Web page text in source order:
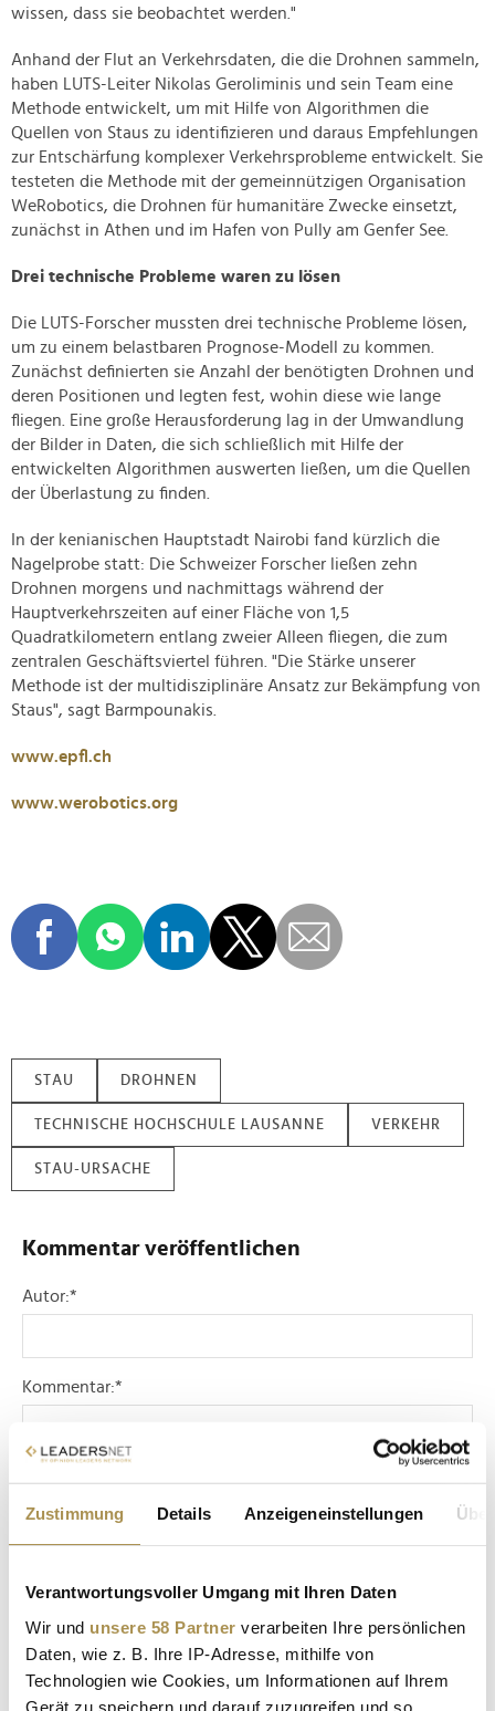
Zustimmung Details Anzeigeneinstellungen
Verantwortungsvoller Umgang mit Ihren Daten
Wir und unsere 58 Partner verarbeiten Ihre persönlichen
Daten, wie z. B. Ihre IP-Adresse, mithilfe von
Technologien wie Cookies, um Informationen auf Ihrem
Gerät zu speichern und darauf zuzugreifen und so
wissen, dass sie beobachtet werden."
Anhand der Flut an Verkehrsdaten, die die Drohnen sammeln,
haben LUTS-Leiter Nikolas Geroliminis und sein Team eine
Methode entwickelt, um mit Hilfe von Algorithmen die
Quellen von Staus zu identifizieren und daraus Empfehlungen
zur Entschärfung komplexer Verkehrsprobleme entwickelt. Sie
testeten die Methode mit der gemeinnützigen Organisation
WeRobotics, die Drohnen für humanitäre Zwecke einsetzt,
zunächst in Athen und im Hafen von Pully am Genfer See.
Drei technische Probleme waren zu lösen
Die LUTS-Forscher mussten drei technische Probleme lösen,
um zu einem belastbaren Prognose-Modell zu kommen.
Zunächst definierten sie Anzahl der benötigten Drohnen und
deren Positionen und legten fest, wohin diese wie lange
fliegen. Eine große Herausforderung lag in der Umwandlung
der Bilder in Daten, die sich schließlich mit Hilfe der
entwickelten Algorithmen auswerten ließen, um die Quellen
der Überlastung zu finden.
In der kenianischen Hauptstadt Nairobi fand kürzlich die
Nagelprobe statt: Die Schweizer Forscher ließen zehn
Drohnen morgens und nachmittags während der
Hauptverkehrszeiten auf einer Fläche von 1,5
Quadratkilometern entlang zweier Alleen fliegen, die zum
zentralen Geschäftsviertel führen. "Die Stärke unserer
Methode ist der multidisziplinäre Ansatz zur Bekämpfung von
Staus", sagt Barmpounakis.
www.epfl.ch
www.werobotics.org
STAU DROHNEN
TECHNISCHE HOCHSCHULE LAUSANNE VERKEHR
STAU-URSACHE
Kommentar veröffentlichen
Autor:*
Kommentar:*